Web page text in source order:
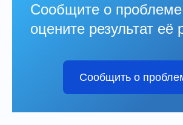
Сообщите о
оцените результат её
Сообщить о